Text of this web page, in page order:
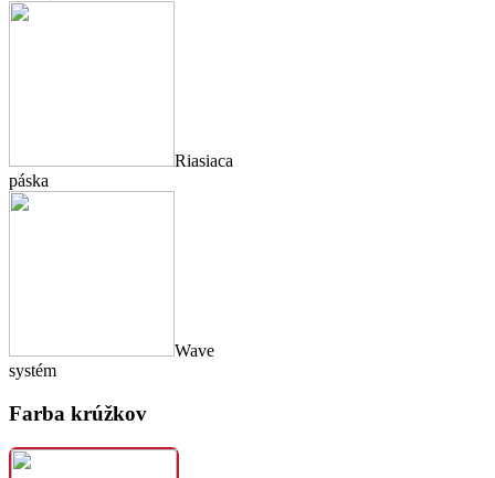
Riasiaca
páska
Wave
systém
Farba krúžkov